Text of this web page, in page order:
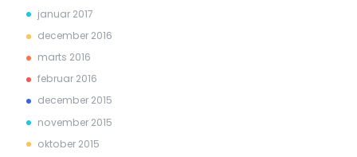
januar 2017
december 2016
marts 2016
februar 2016
december 2015
november 2015
oktober 2015